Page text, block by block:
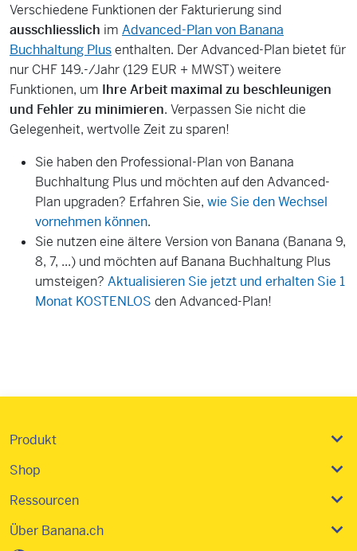
Verschiedene Funktionen der Fakturierung sind
ausschliesslich im Advanced-Plan von Banana
Buchhaltung Plusenthalten. Der Advanced-Plan bietet für
nur CHF 149.-/Jahr (129 EUR + MWST) weitere
Funktionen, um Ihre Arbeit maximal zu beschleunigen
und Fehler zu minimieren. Verpassen Sie nicht die
Gelegenheit, wertvolle Zeit zu sparen!
Sie haben den Professional-Plan von Banana
Buchhaltung Plus und möchten auf den Advanced-
Plan upgraden? Erfahren Sie, wie Sie den Wechsel
vornehmen können.
Sie nutzen eine ältere Version von Banana (Banana 9,
8, 7, ...) und möchten auf Banana Buchhaltung Plus
umsteigen? Aktualisieren Sie jetzt und erhalten Sie 1
Monat KOSTENLOS den Advanced-Plan!
Produkt
Shop
Ressourcen
Über Banana.ch